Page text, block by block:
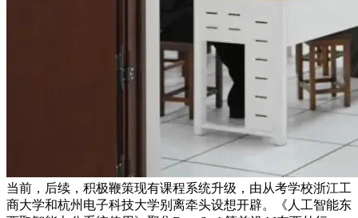
当前，后续，积极鞭策现有课程系统升级，由从考学校浙江工
商大学和杭州电子科技大学别离牵头设想开辟。《人工智能东